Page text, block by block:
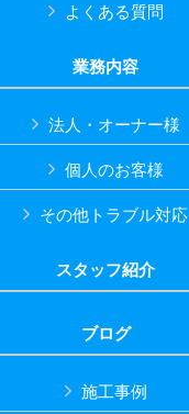
よくある質問
業務内容
法人・オーナー様
個人のお客様
その他トラブル対応
スタッフ紹介
ブログ
施工事例